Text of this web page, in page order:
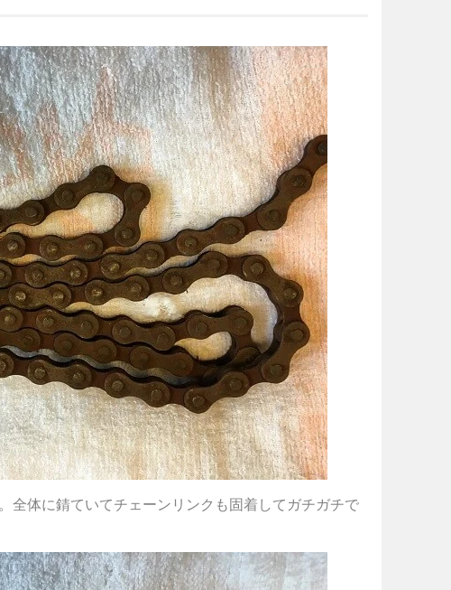
全体に錆ていてチェーンリンクも固着してガチガチで